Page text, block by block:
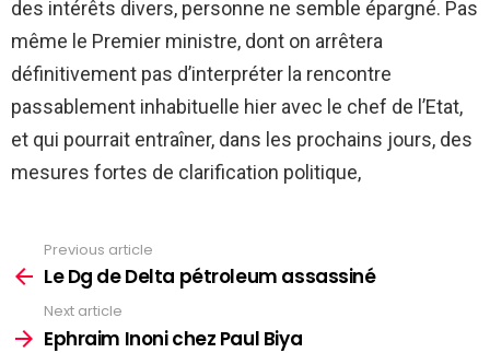
des intérêts divers, personne ne semble épargné. Pas
même le Premier ministre, dont on arrêtera
définitivement pas d’interpréter la rencontre
passablement inhabituelle hier avec le chef de l’Etat,
et qui pourrait entraîner, dans les prochains jours, des
mesures fortes de clarification politique,
more
Previous article
Le Dg de Delta pétroleum assassiné
Next article
Ephraim Inoni chez Paul Biya